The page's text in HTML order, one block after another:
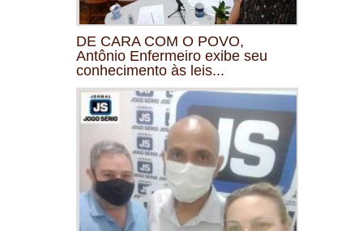
DE CARA COM O POVO,
Antônio Enfermeiro exibe seu
conhecimento às leis...